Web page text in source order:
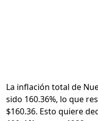
La inflación total de
sido 160.36%, lo que
$160.36. Esto quiere